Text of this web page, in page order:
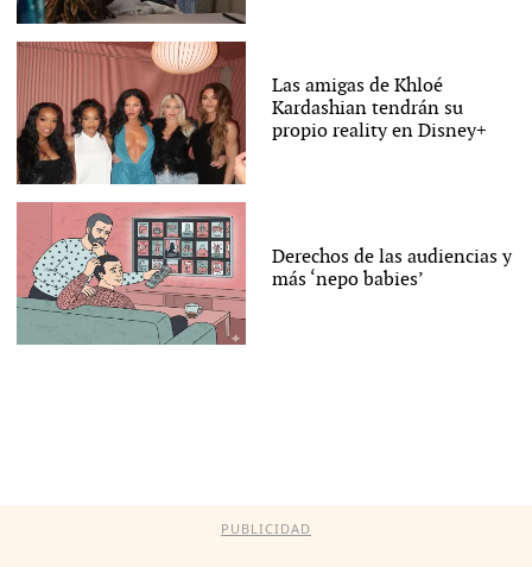
Las amigas de Khloé
Kardashian tendrán su
propio reality en Disney+
Derechos de las audiencias y
más ‘nepo babies’
PUBLICIDAD